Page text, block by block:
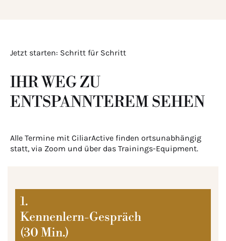
Jetzt starten: Schritt für Schritt
IHR WEG ZU
ENTSPANNTEREM SEHEN
Alle Termine mit CiliarActive finden ortsunabhängig
statt, via Zoom und über das Trainings-Equipment.
1.
Kennenlern-Gespräch
(30 Min.)